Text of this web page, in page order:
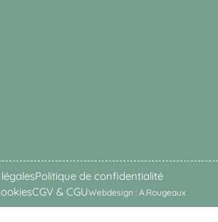
Politique de confidentialité
CGV & CGUWebdesign : A.Rougeaux